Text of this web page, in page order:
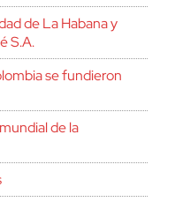
de La Habana y
S.A.
se fundieron
de la